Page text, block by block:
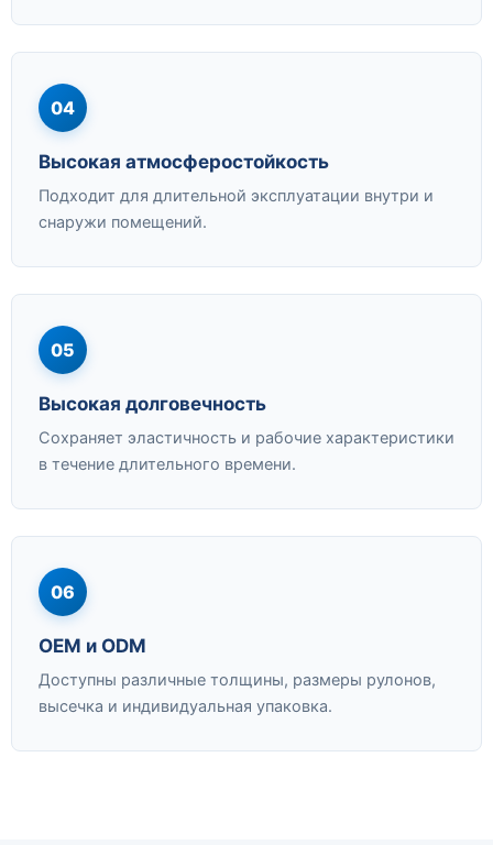
04
Высокая атмосферостойкость
Подходит для длительной эксплуатации внутри и
снаружи помещений.
05
Высокая долговечность
Сохраняет эластичность и рабочие характеристики
в течение длительного времени.
06
OEM и ODM
Доступны различные толщины, размеры рулонов,
высечка и индивидуальная упаковка.